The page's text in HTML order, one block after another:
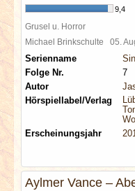
9,4
Grusel u. Horror
Michael Brinkschulte 05.
Serienname
Folge Nr.
7
Autor
Hörspiellabel/Verlag
Erscheinungsjahr
Aylmer Vance –